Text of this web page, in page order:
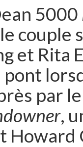
5000
couple
et Rita
par
,
Howard